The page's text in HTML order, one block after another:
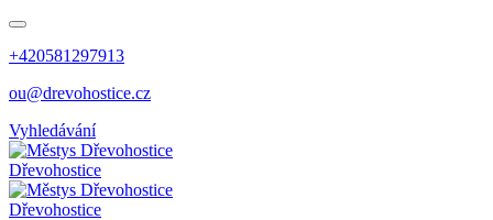
+420581297913
ou@drevohostice.cz
Vyhledávání
Dřevohostice
Dřevohostice